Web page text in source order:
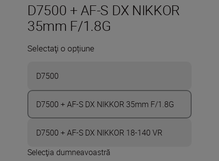
D7500 + AF-S DX NIKKOR
35mm F/1.8G
Selectaţi o opțiune
D7500
D7500 + AF-S DX NIKKOR 35mm F/1.8G
D7500 + AF-S DX NIKKOR 18-140 VR
Selecţia dumneavoastră